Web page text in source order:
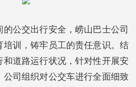
公交出行安全，崂山巴士公司
培训，铸牢员工的责任意识。结
和道路运行状况，针对性开展安
公司组织对公交车进行全面细致